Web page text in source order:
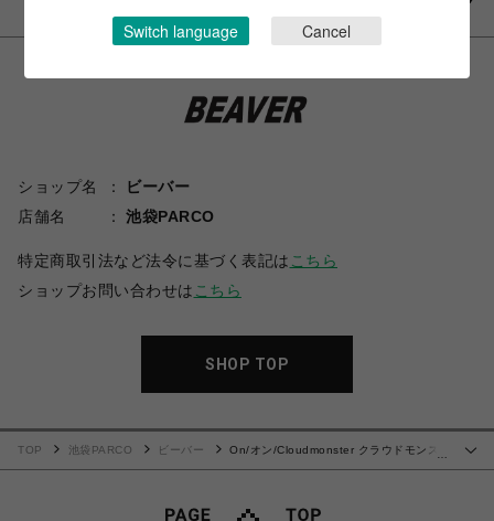
ショップ名
ビーバー
店舗名
池袋PARCO
特定商取引法など法令に基づく表記は こちら
ショップお問い合わせは こちら
SHOP TOP
TOP 池袋PARCO ビーバー
On/オン/Cloudmonster クラウドモンス
Switch language Cancel